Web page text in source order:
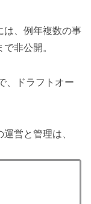
は、例年複数の事
非公開。
、ドラフトオー
営と管理は、